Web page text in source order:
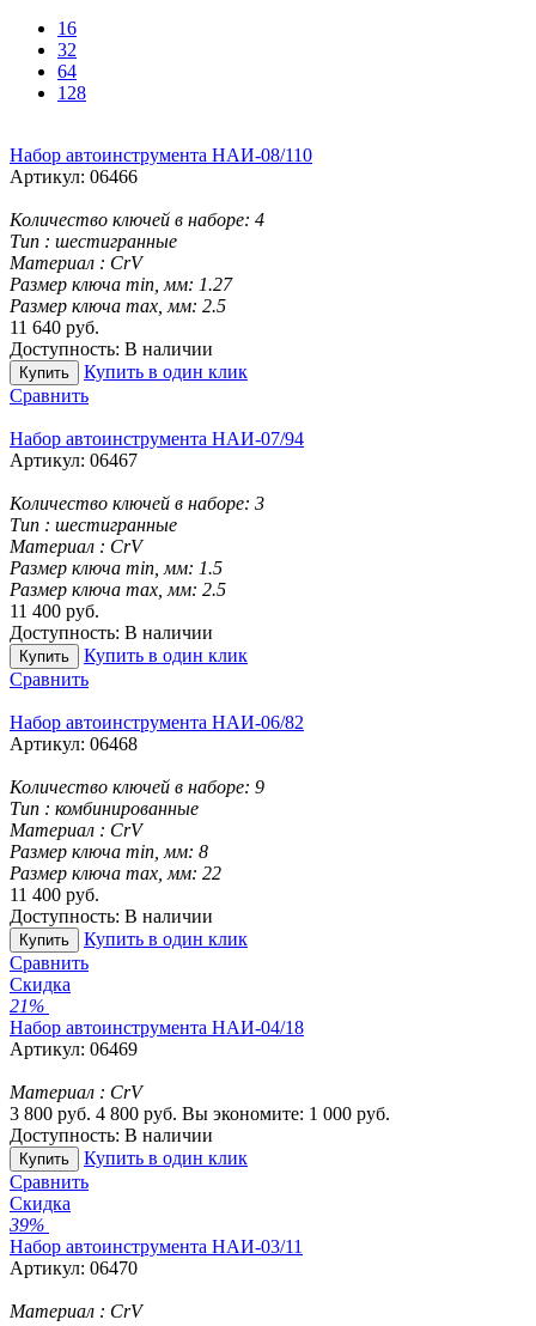
16
32
64
128
Набор автоинструмента НАИ-08/110
Артикул: 06466
Количество ключей в наборе: 4
Тип : шестигранные
Материал : CrV
Размер ключа min, мм: 1.27
Размер ключа max, мм: 2.5
11 640 руб.
Доступность: В наличии
Купить
Купить в один клик
Сравнить
Набор автоинструмента НАИ-07/94
Артикул: 06467
Количество ключей в наборе: 3
Тип : шестигранные
Материал : CrV
Размер ключа min, мм: 1.5
Размер ключа max, мм: 2.5
11 400 руб.
Доступность: В наличии
Купить
Купить в один клик
Сравнить
Набор автоинструмента НАИ-06/82
Артикул: 06468
Количество ключей в наборе: 9
Тип : комбинированные
Материал : CrV
Размер ключа min, мм: 8
Размер ключа max, мм: 22
11 400 руб.
Доступность: В наличии
Купить
Купить в один клик
Сравнить
Скидка
21%
Набор автоинструмента НАИ-04/18
Артикул: 06469
Материал : CrV
3 800 руб. 4 800 руб. Вы экономите: 1 000 руб.
Доступность: В наличии
Купить
Купить в один клик
Сравнить
Скидка
39%
Набор автоинструмента НАИ-03/11
Артикул: 06470
Материал : CrV